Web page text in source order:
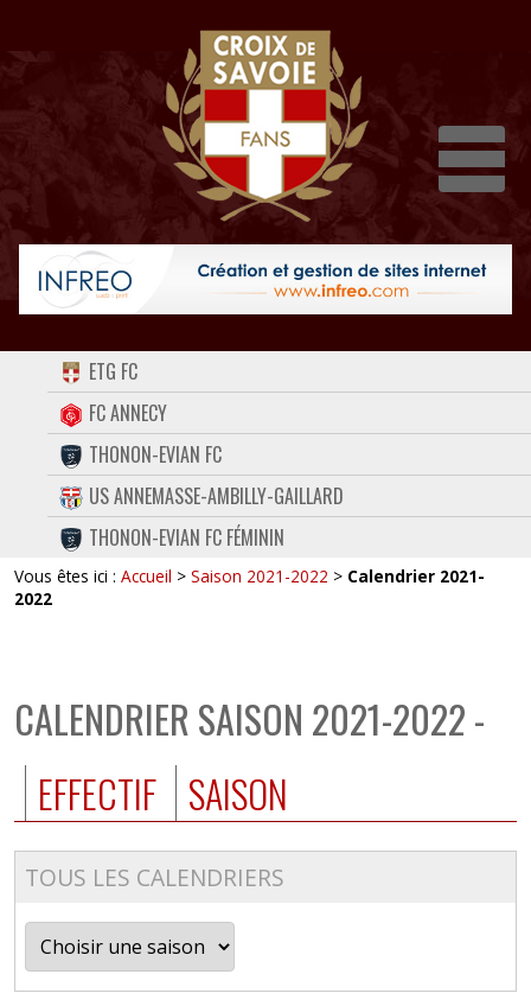
ACCUEIL
FORUM
CONTACT
FACEBOOK
TWITTER
INSTAGRAM
ETG FC
FC ANNECY
THONON-EVIAN FC
US ANNEMASSE-AMBILLY-GAILLARD
THONON-EVIAN FC FÉMININ
Vous êtes ici : Accueil > Saison 2021-2022 > Calendrier 2021-
2022
CALENDRIER SAISON 2021-2022 -
EFFECTIF SAISON
TOUS LES CALENDRIERS